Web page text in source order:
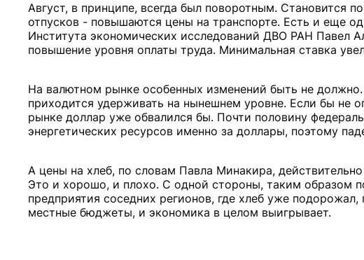
Август, в принципе, всегда был поворотным. Становится
отпусков - повышаются цены на транспорте. Есть и еще
Института экономических исследований ДВО РАН Павел
повышение уровня оплаты труда. Минимальная ставка
На валютном рынке особенных изменений быть не
приходится удерживать на нынешнем уровне. Если бы не
рынке доллар уже обвалился бы. Почти половину
энергетических ресурсов именно за доллары, поэтому
А цены на хлеб, по словам Павла Минакира,
Это и хорошо, и плохо. С одной стороны, таким образом
предприятия соседних регионов, где хлеб уже
местные бюджеты, и экономика в целом выигрывает.